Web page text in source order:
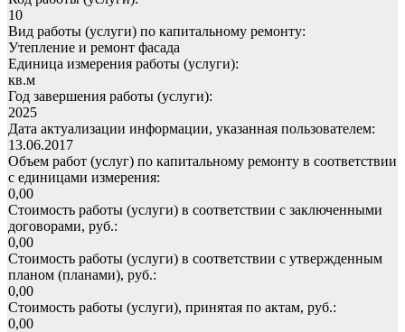
10
Вид работы (услуги) по капитальному ремонту:
Утепление и ремонт фасада
Единица измерения работы (услуги):
кв.м
Год завершения работы (услуги):
2025
Дата актуализации информации, указанная пользователем:
13.06.2017
Объем работ (услуг) по капитальному ремонту в соответствии
с единицами измерения:
0,00
Стоимость работы (услуги) в соответствии с заключенными
договорами, руб.:
0,00
Стоимость работы (услуги) в соответствии с утвержденным
планом (планами), руб.:
0,00
Стоимость работы (услуги), принятая по актам, руб.:
0,00